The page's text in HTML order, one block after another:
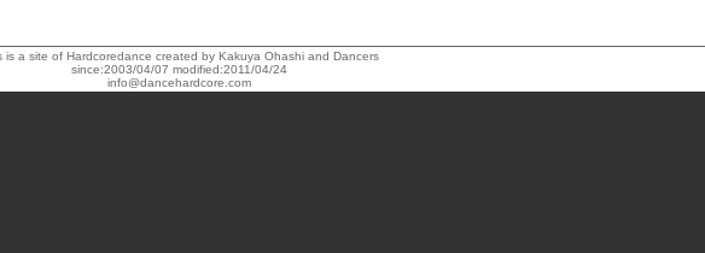
is a site of Hardcoredance created by Kakuya Ohashi and Dancers
since:2003/04/07 modified:2011/04/24
info@dancehardcore.com